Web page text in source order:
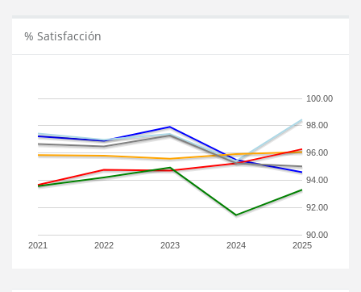
% Satisfacción
2021 2022 2023 2024 2025
90.00
92.00
94.00
96.00
98.00
100.00